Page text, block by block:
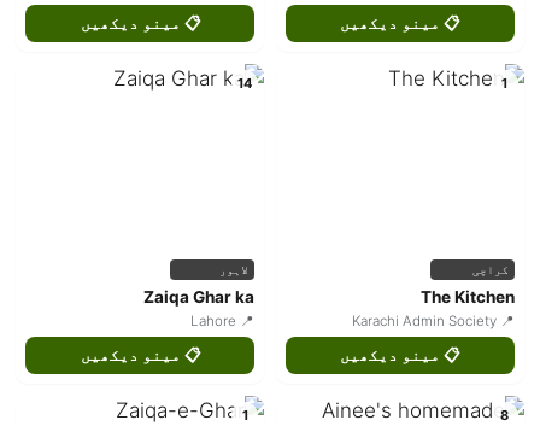
📋 مینو دیکھیں 📋 مینو دیکھیں
1
کراچی
The Kitchen
📍 Karachi Admin Society
📋 مینو دیکھیں
14
لاہور
Zaiqa Ghar ka
📍 Lahore
📋 مینو دیکھیں
8
1